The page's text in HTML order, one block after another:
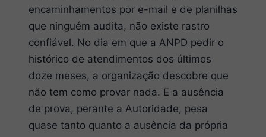
encaminhamentos por e-mail e de planilhas
que ninguém audita, não existe rastro
confiável. No dia em que a ANPD pedir o
histórico de atendimentos dos últimos
doze meses, a organização descobre que
não tem como provar nada. E a ausência
de prova, perante a Autoridade, pesa
quase tanto quanto a ausência da própria